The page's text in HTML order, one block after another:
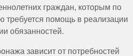
граждан, которым по
требуется помощь в реализации
обязанностей.
зависит от потребностей